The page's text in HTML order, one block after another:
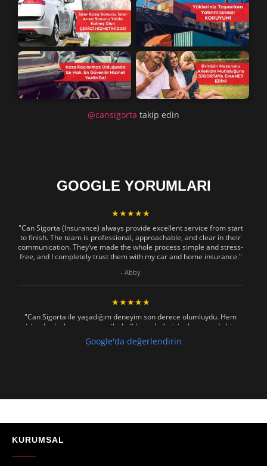
@cansigorta takip edin
GOOGLE YORUMLARI
★★★★★
"Can Sigorta (Insurance) always provide excellent service from start
to finish. The team is professional, approachable, and clear in their
communication. They’ve made the whole process simple and stress-
free, and I completely trust them with my car and home insurance."
- Abby
★★★★★
"Can Sigorta ile yaşadığım deneyim son derece olumluydu. Hem
işlemler hızlı ve sorunsuz ilerledi hem de iletişim konusunda hiç
zorlanmadım. Aradığımda ya da mesaj attığımda hemen dönüş
sağladılar, her soruma sabırla ve açıklayıcı bir şekilde yanıt verdiler.
"Absolutelly the best at the TRNC. Highly recommeded !!! Thank You
Google'da değerlendirin
KURUMSAL